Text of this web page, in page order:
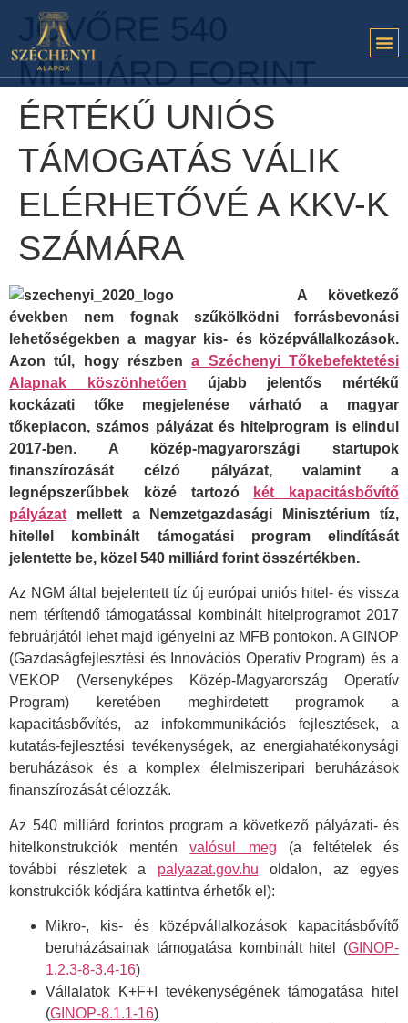
JÖVŐRE 540
MILLIÁRD FORINT
ÉRTÉKŰ UNIÓS
TÁMOGATÁS VÁLIK
ELÉRHETŐVÉ A KKV-K
SZÁMÁRA
A következő
években nem fognak szűkölködni forrásbevonási
lehetőségekben a magyar kis- és középvállalkozások.
Azon túl, hogy részbena Széchenyi Tőkebefektetési
Alapnak köszönhetően újabb jelentős mértékű
kockázati tőke megjelenése várható a magyar
tőkepiacon, számos pályázat és hitelprogram is elindul
2017-ben. A közép-magyarországi startupok
finanszírozását célzó pályázat, valamint a
legnépszerűbbek közé tartozó
két kapacitásbővítő
pályázat mellett a Nemzetgazdasági Minisztérium tíz,
hitellel kombinált támogatási program elindítását
jelentette be, közel 540 milliárd forint összértékben.
Az NGM által bejelentett tíz új európai uniós hitel- és vissza
nem térítendő támogatással kombinált hitelprogramot 2017
februárjától lehet majd igényelni az MFB pontokon. A GINOP
(Gazdaságfejlesztési és Innovációs Operatív Program) és a
VEKOP (Versenyképes Közép-Magyarország Operatív
Program) keretében meghirdetett programok a
kapacitásbővítés, az infokommunikációs fejlesztések, a
kutatás-fejlesztési tevékenységek, az energiahatékonysági
beruházások és a komplex élelmiszeripari beruházások
finanszírozását célozzák.
Az 540 milliárd forintos program a következő pályázati- és
hitelkonstrukciók menténvalósul meg (a feltételek és
további részletek a palyazat.gov.hu oldalon, az egyes
konstrukciók kódjára kattintva érhetők el):
Mikro-, kis- és középvállalkozások kapacitásbővítő
beruházásainak támogatása kombinált hitel (GINOP-
1.2.3-8-3.4-16)
Vállalatok K+F+I tevékenységének támogatása hitel
(GINOP-8.1.1-16)